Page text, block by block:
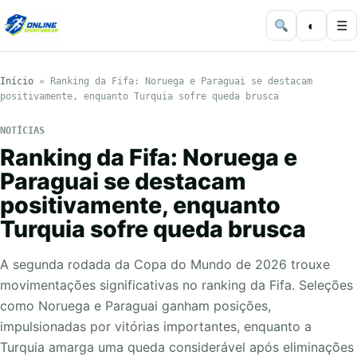
◐ ☰
Início »
Ranking da Fifa: Noruega e Paraguai se destacam
positivamente, enquanto Turquia sofre queda brusca
NOTÍCIAS
Ranking da Fifa: Noruega e
Paraguai se destacam
positivamente, enquanto
Turquia sofre queda brusca
A segunda rodada da Copa do Mundo de 2026 trouxe
movimentações significativas no ranking da Fifa. Seleções
como Noruega e Paraguai ganham posições,
impulsionadas por vitórias importantes, enquanto a
Turquia amarga uma queda considerável após eliminações